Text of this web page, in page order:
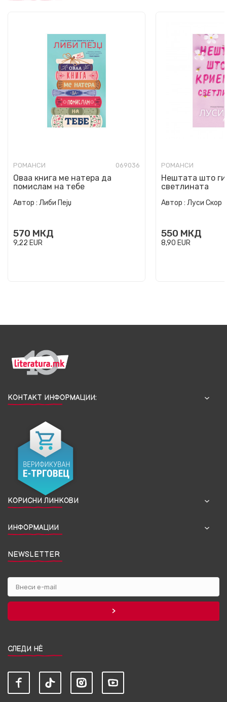
РОМАНСИ 069036
Оваа книга ме натера да
помислам на тебе
Автор : Либи Пејџ
570 МКД
9,22 EUR
РОМАНСИ
Нештата што
светлината
Автор : Луси Скор
550 МКД
8,90 EUR
КОНТАКТ ИНФОРМАЦИИ:
КОРИСНИ ЛИНКОВИ
ИНФОРМАЦИИ
NEWSLETTER
СЛЕДИ НЀ